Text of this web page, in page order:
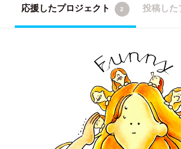
応援したプロジェクト 2 投稿した